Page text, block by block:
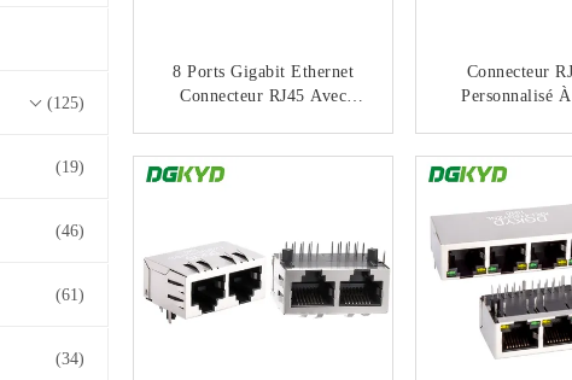
(125)
(19)
(46)
(61)
(34)
8 Ports Gigabit Ethernet
Connecteur RJ45 Avec
CONTACTEZ
Connecteur
Personnalisé
À Entrée